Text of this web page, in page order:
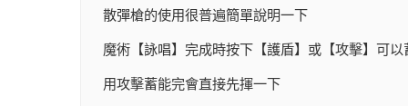
散彈槍的使用很普遍簡單說明一下
魔術【詠唱】完成時按下【護盾】或【攻擊】可以
用攻擊蓄能完會直接先揮一下